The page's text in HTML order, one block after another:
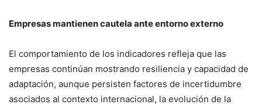
Empresas mantienen cautela ante entorno externo
El comportamiento de los indicadores refleja que las
empresas continúan mostrando resiliencia y capacidad de
adaptación, aunque persisten factores de incertidumbre
asociados al contexto internacional, la evolución de la